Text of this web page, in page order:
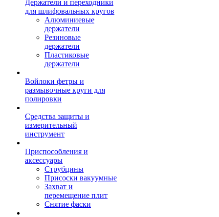
Держатели и переходники
для шлифовальных кругов
Алюминиевые
держатели
Резиновые
держатели
Пластиковые
держатели
Войлоки фетры и
размывочные круги для
полировки
Средства защиты и
измерительный
инструмент
Приспособления и
аксессуары
Струбцины
Присоски вакуумные
Захват и
перемещение плит
Снятие фаски